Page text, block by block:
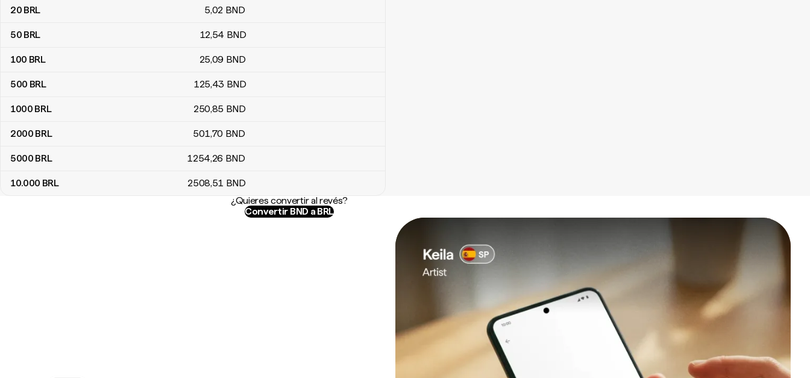
20 BRL 5,02 BND
50 BRL 12,54 BND
100 BRL 25,09 BND
500 BRL 125,43 BND
1000 BRL 250,85 BND
2000 BRL 501,70 BND
5000 BRL 1254,26 BND
10.000 BRL 2508,51 BND
¿Quieres convertir al revés?
Convertir BND a BRL